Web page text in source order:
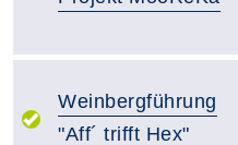
Weinbergführung
"Aff´ trifft Hex"